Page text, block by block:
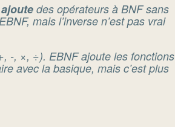
ajoute des opérateurs à BNF sans
mais l’inverse n’est pas vrai
-, ×, ÷). EBNF ajoute les fonctions
avec la basique, mais c’est plus